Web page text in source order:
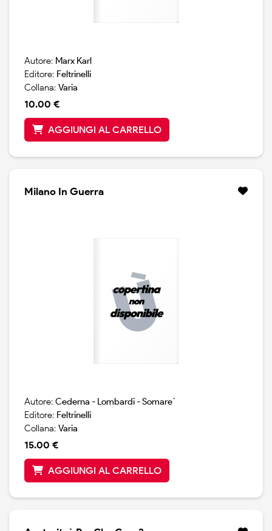
Autore: Marx Karl
Editore: Feltrinelli
Collana: Varia
10.00 €
AGGIUNGI AL CARRELLO
Milano In Guerra
Autore: Cederna - Lombardi - Somare`
Editore: Feltrinelli
Collana: Varia
15.00 €
AGGIUNGI AL CARRELLO